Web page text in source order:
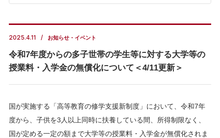
2025.4.11 お知らせ・イベント
令和7年度からの多子世帯の学生等に対する大学等の
授業料・入学金の無償化について＜4/11更新＞
国が実施する「高等教育の修学支援新制度」において、令和7年
度から、子供を3人以上同時に扶養している間、所得制限なく、
国が定める一定の額まで大学等の授業料・入学金が無償化されま